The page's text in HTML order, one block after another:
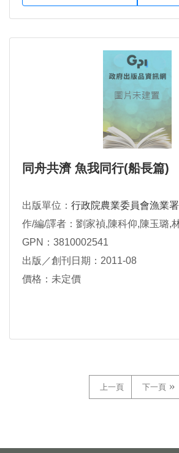
同舟共濟 魚我同行(船長篇)
出版單位： 行政院農業委員會漁業署
作/編/譯者：劉家禎,陳科仰,陳玉璐,
GPN：3810002541
出版／創刊日期：2011-08
價格：未定價
上一頁 下一頁